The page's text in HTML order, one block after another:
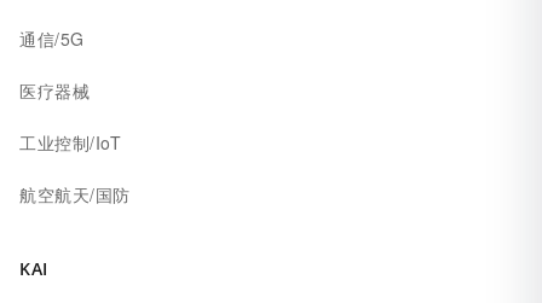
通信/5G
医疗器械
工业控制/IoT
航空航天/国防
KAI